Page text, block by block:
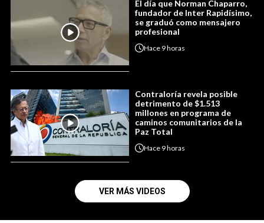
El día que Norman Chaparro,
fundador de Inter Rapidísimo,
se graduó como mensajero
profesional
Hace 9 horas
Contraloría revela posible
detrimento de $1.513
millones en programa de
caminos comunitarios de la
Paz Total
Hace 9 horas
VER MÁS VIDEOS